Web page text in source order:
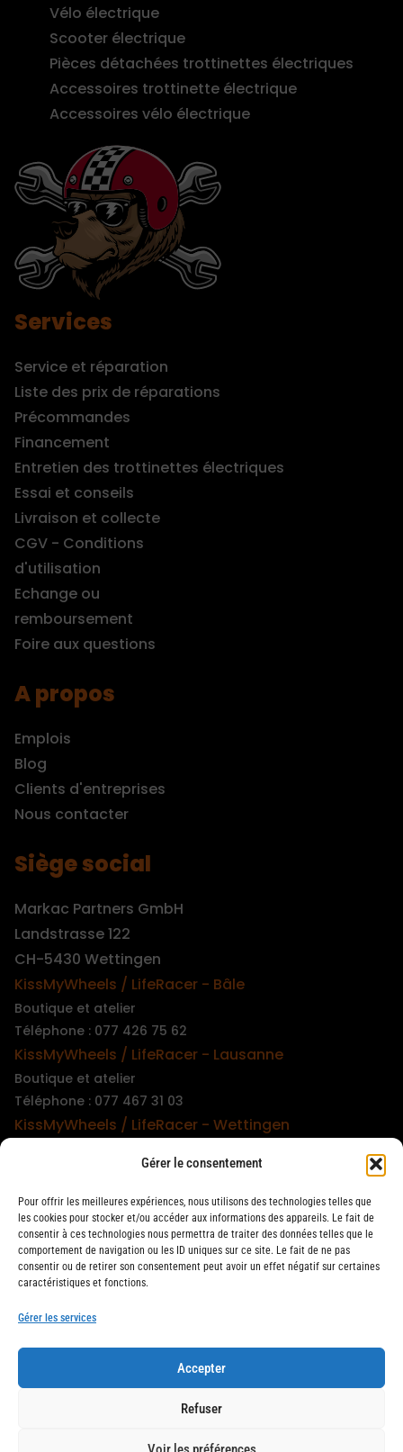
Gérer le consentement
Pour offrir les meilleures expériences, nous utilisons des technologies telles que
les cookies pour stocker et/ou accéder aux informations des appareils. Le fait de
consentir à ces technologies nous permettra de traiter des données telles que le
comportement de navigation ou les ID uniques sur ce site. Le fait de ne pas
consentir ou de retirer son consentement peut avoir un effet négatif sur certaines
caractéristiques et fonctions.
Gérer les services
Accepter
Refuser
Vélo électrique
Scooter électrique
Pièces détachées trottinettes électriques
Accessoires trottinette électrique
Accessoires vélo électrique
Services
Service et réparation
Liste des prix de réparations
Précommandes
Financement
Entretien des trottinettes électriques
Essai et conseils
Livraison et collecte
CGV - Conditions
d'utilisation
Echange ou
remboursement
Foire aux questions
A propos
Emplois
Blog
Clients d'entreprises
Nous contacter
Siège social
Markac Partners GmbH
Landstrasse 122
CH-5430 Wettingen
KissMyWheels / LifeRacer - Bâle
Boutique et atelier
Téléphone : 077 426 75 62
KissMyWheels / LifeRacer - Lausanne
Boutique et atelier
Téléphone : 077 467 31 03
KissMyWheels / LifeRacer - Wettingen
Téléphone : 079 747 00 36
KissMyWheels / LifeRacer - Zürich Unterstrass
Boutique et atelier
Téléphone : 078 261 06 40
KissMyWheels / LifeRacer - Zürich Wiedikon
Atelier
Téléphone : 044 594 48 87
LifeRacer / KissMyWheels © 2026 Tous droits réservés